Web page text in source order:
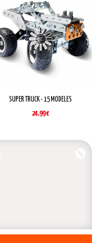
SUPER TRUCK - 15 MODELES
24,99 €